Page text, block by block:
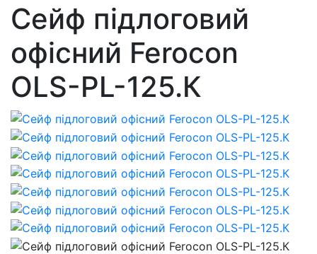
Сейф підлоговий
офісний Ferocon
OLS-PL-125.К